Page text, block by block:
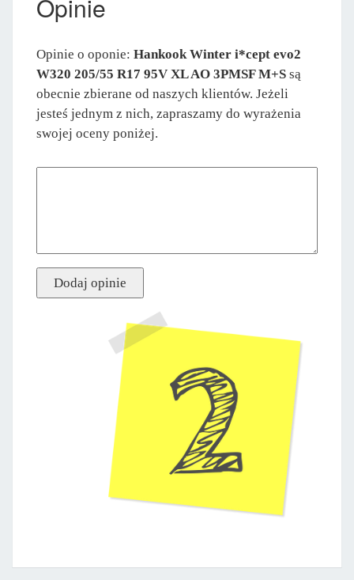
Opinie
Opinie o oponie: Hankook Winter i*cept evo2
W320 205/55 R17 95V XL AO 3PMSF M+S są
obecnie zbierane od naszych klientów. Jeżeli
jesteś jednym z nich, zapraszamy do wyrażenia
swojej oceny poniżej.